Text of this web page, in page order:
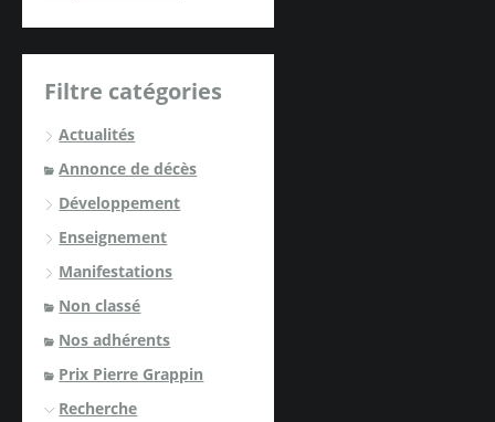
Filtre catégories
Actualités
Annonce de décès
Développement
Enseignement
Manifestations
Non classé
Nos adhérents
Prix Pierre Grappin
Recherche